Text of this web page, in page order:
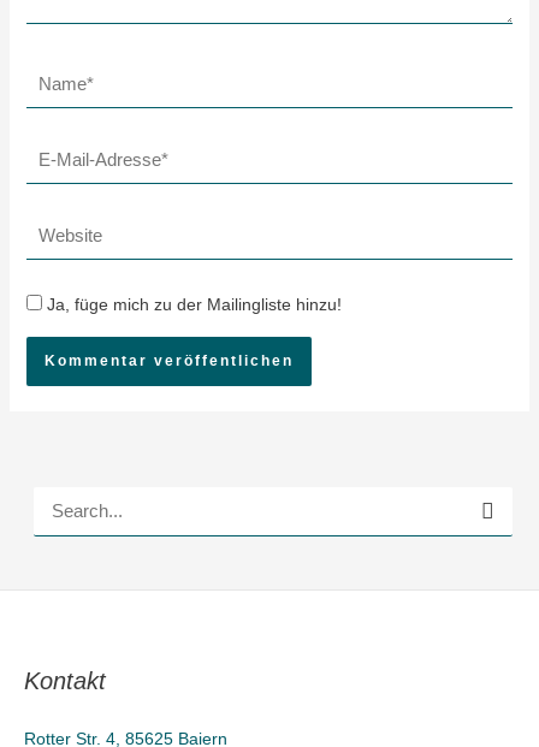
Name*
E-
Mail-
Website
Ja, füge mich zu der Mailingliste hinzu!
c
n
Kontakt
Rotter Str. 4, 85625 Baiern